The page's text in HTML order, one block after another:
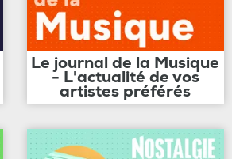
Le journal de la Musique
- L'actualité de vos
artistes préférés